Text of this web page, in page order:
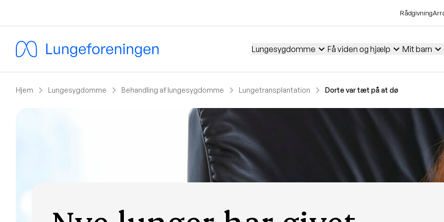
Rådgivning
Lungesygdomme expand_more Få viden og hjælp expand_more Mit barn expand_more
Hjem chevron_right Lungesygdomme chevron_right Behandling af lungesygdomme chevron_right Lungetransplantation chevron_right Dorte var tæt på at dø